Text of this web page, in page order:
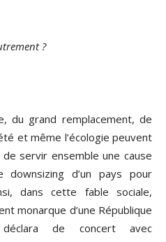
?
du grand remplacement, de
et même l’écologie peuvent
servir ensemble une cause
downsizing d’un pays pour
dans cette fable sociale,
monarque d’une République
déclara de concert avec